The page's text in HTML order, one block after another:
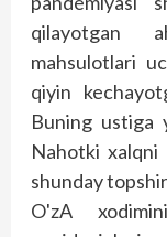
qilayotgan
mahsulotlari
qiyin
Buning ustiga
Nahotki xalqni
shunday
O'zA